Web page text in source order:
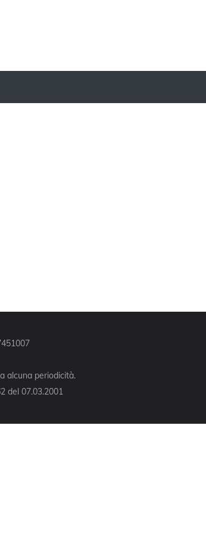
alcuna periodicità.
del 07.03.2001